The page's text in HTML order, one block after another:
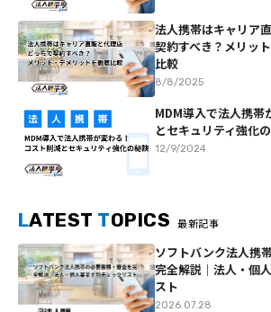
法人携帯はキャリア
契約すべき？メリッ
比較
8/8/2025
MDM導入で法人携帯
とセキュリティ強化
12/9/2024
LATEST TOPICS 最新記事
ソフトバンク法人携
完全解説｜法人・個
スト
2026.07.28